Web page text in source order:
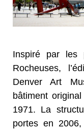
Inspiré par les
Rocheuses,
Denver Art
bâtiment
1971. La
portes en